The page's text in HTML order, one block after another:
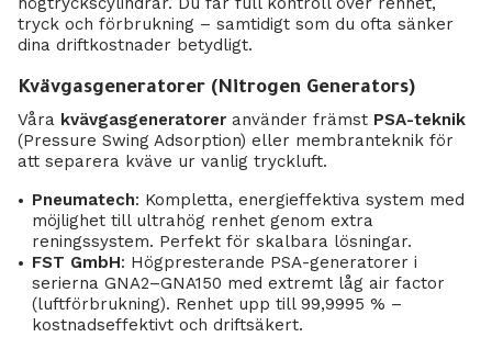
tryck och förbrukning – samtidigt som du ofta sänker
dina driftkostnader betydligt.
Kvävgasgeneratorer (Nitrogen Generators)
Våra kvävgasgeneratorer använder främst PSA-teknik
(Pressure Swing Adsorption) eller membranteknik för
att separera kväve ur vanlig tryckluft.
Pneumatech: Kompletta, energieffektiva system med
möjlighet till ultrahög renhet genom extra
reningssystem. Perfekt för skalbara lösningar.
FST GmbH: Högpresterande PSA-generatorer i
serierna GNA2–GNA150 med extremt låg air factor
(luftförbrukning). Renhet upp till 99,9995 % –
kostnadseffektivt och driftsäkert.